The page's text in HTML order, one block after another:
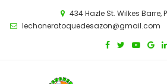
434 Hazle St. Wilkes Barre,
lechoneratoquedesazon@gmail.com